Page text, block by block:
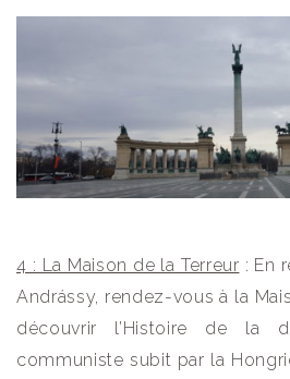
4 : La Maison de la Terreur : En
Andrássy, rendez-vous à la
découvrir l’Histoire de la
communiste subit par la